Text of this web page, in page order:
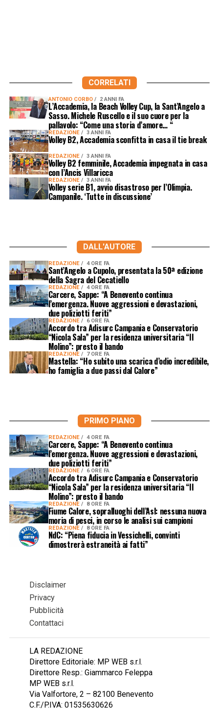
CORRELATI
ANTONIO CORBO 2 ANNI FA
L’Accademia, la Beach Volley Cup, la Sant’Angelo a
Sasso. Michele Ruscello e il suo cuore per la
pallavolo: “Come una storia d’amore… “
REDAZIONE 3 ANNI FA
Volley B2, Accademia sconfitta in casa il tie break
REDAZIONE 3 ANNI FA
Volley B2 femminile, Accademia impegnata in casa
con l’Ancis Villaricca
REDAZIONE 3 ANNI FA
Volley serie B1, avvio disastroso per l’Olimpia.
Campanile. ‘Tutte in discussione’
DALL'AUTORE
REDAZIONE 4 ORE FA
Sant’Angelo a Cupolo, presentata la 50ª edizione
della Sagra del Cecatiello
REDAZIONE 4 ORE FA
Carcere, Sappe: “A Benevento continua
l’emergenza. Nuove aggressioni e devastazioni,
due poliziotti feriti”
REDAZIONE 6 ORE FA
Accordo tra Adisurc Campania e Conservatorio
“Nicola Sala” per la residenza universitaria “Il
Molino”: presto il bando
REDAZIONE 7 ORE FA
Mastella: “Ho subito una scarica d’odio incredibile,
ho famiglia a due passi dal Calore”
PRIMO PIANO
REDAZIONE 4 ORE FA
Carcere, Sappe: “A Benevento continua
l’emergenza. Nuove aggressioni e devastazioni,
due poliziotti feriti”
REDAZIONE 6 ORE FA
Accordo tra Adisurc Campania e Conservatorio
“Nicola Sala” per la residenza universitaria “Il
Molino”: presto il bando
REDAZIONE 8 ORE FA
Fiume Calore, sopralluoghi dell’Asl: nessuna nuova
moria di pesci, in corso le analisi sui campioni
REDAZIONE 8 ORE FA
NdC: “Piena fiducia in Vessichelli, convinti
dimostrerà estraneità ai fatti”
Disclaimer
Privacy
Pubblicità
Contattaci
LA REDAZIONE
Direttore Editoriale: MP WEB s.r.l.
Direttore Resp.: Giammarco Feleppa
MP WEB s.r.l.
Via Valfortore, 2 – 82100 Benevento
C.F./P.IVA: 01535630626